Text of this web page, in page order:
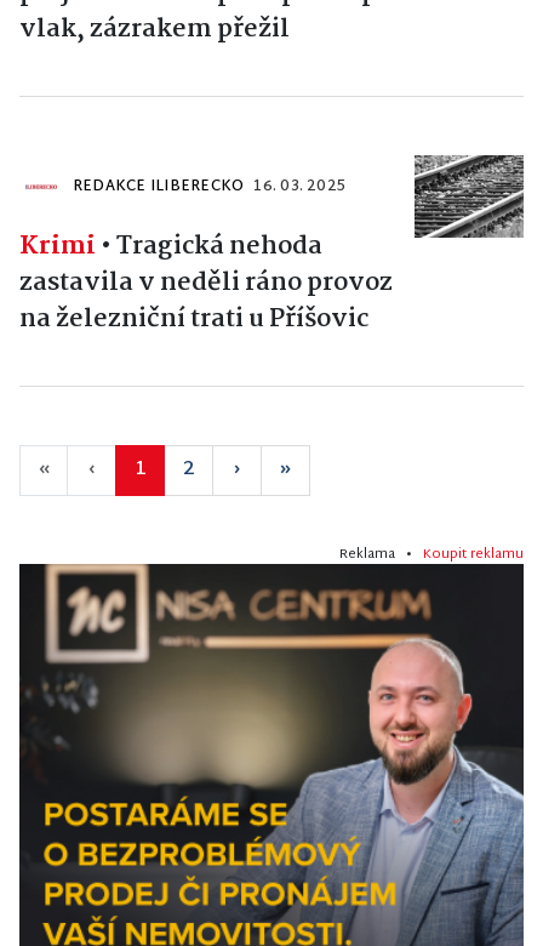
vlak, zázrakem přežil
REDAKCE ILIBERECKO 16. 03. 2025
Krimi •Tragická nehoda
zastavila v neděli ráno provoz
na železniční trati u Příšovic
« ‹ 1 2 › »
Reklama • Koupit reklamu